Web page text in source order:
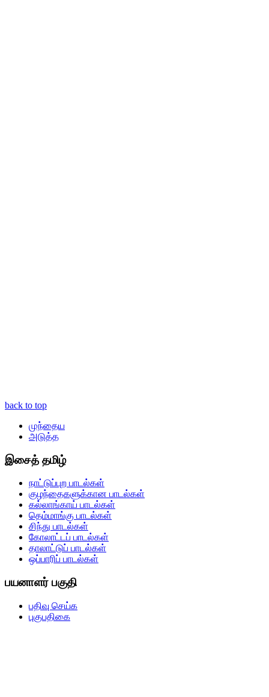
back to top
முந்தைய
அடுத்த
இசைத் தமிழ்
நாட்டுப்புற பாடல்கள்
குழந்தைகளுக்கான பாடல்கள்
கல்லாங்காய் பாடல்கள்
தெம்மாங்கு பாடல்கள்
சிந்து பாடல்கள்
கோலாட்டப் பாடல்கள்
தாலாட்டுப் பாடல்கள்
ஒப்பாரிப் பாடல்கள்
பயனாளர் பகுதி
பதிவு செய்க
புகுபதிகை